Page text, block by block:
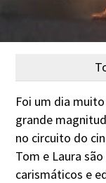
Foi um dia
grande
no circuito do
Tom e Laura
carismáticos e